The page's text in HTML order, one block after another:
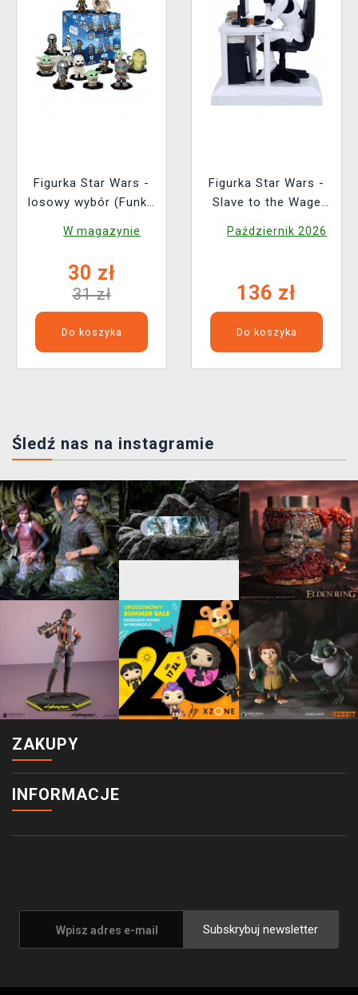
Figurka Star Wars -
losowy wybór (Funko
W magazynie
30 zł
31 zł
Do koszyka
Figurka Star Wars -
Slave to the Wage
Październik 2026
136 zł
Do koszyka
Śledź nas na instagramie
ZAKUPY
INFORMACJE
Subskrybuj newsletter